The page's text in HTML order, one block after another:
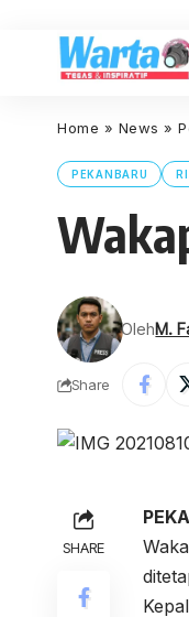
Home » News »
PEKANBARU
OlehM.
Share
SHARE